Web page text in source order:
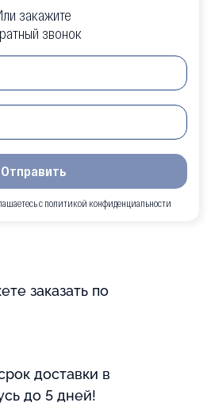
закажите
звонок
Отправить
с политикой конфиденциальности
заказать по
доставки в
до 5 дней!